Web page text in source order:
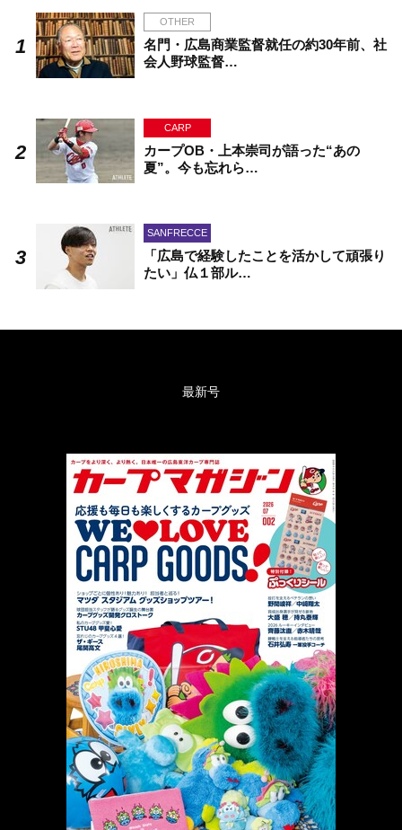
OTHER
名門・広島商業監督就任の約30年前、社
会人野球監督…
CARP
カープOB・上本崇司が語った“あの
夏”。今も忘れら…
SANFRECCE
「広島で経験したことを活かして頑張り
たい」仏１部ル…
最新号